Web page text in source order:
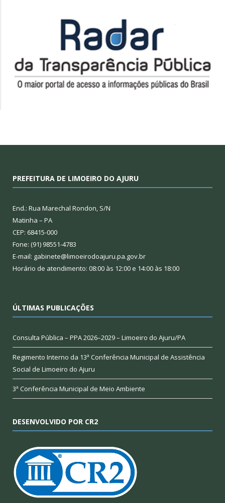
PREFEITURA DE LIMOEIRO DO AJURU
End.: Rua Marechal Rondon, S/N
Matinha – PA
CEP: 68415-000
Fone: (91) 98551-4783
E-mail: gabinete@limoeirodoajuru.pa.gov.br
Horário de atendimento: 08:00 às 12:00 e 14:00 às 18:00
ÚLTIMAS PUBLICAÇÕES
Consulta Pública – PPA 2026–2029 – Limoeiro do Ajuru/PA
Regimento Interno da 13ª Conferência Municipal de Assistência
Social de Limoeiro do Ajuru
3ª Conferência Municipal de Meio Ambiente
DESENVOLVIDO POR CR2